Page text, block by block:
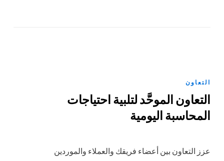
التعاون
التعاون الموحَّد لتلبية احتياجات
المحاسبة اليومية
عزز التعاون بين أعضاء فريقك والعملاء والموردين